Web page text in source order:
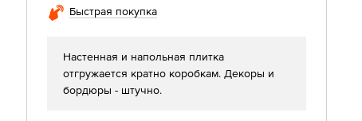
Быстрая покупка
Настенная и напольная плитка
отгружается кратно коробкам. Декоры и
бордюры - штучно.